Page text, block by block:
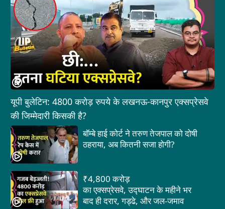
यूपी बुलेटिन: 4800 करोड़ रुपये के लखनऊ-कानपुर एक्सप्रेसवे
की जिम्मेदारी किसकी है?
बॉम्बे हाई कोर्ट ने तरुण तेजपाल को दोषी
ठहराया, अब कितनी सजा होगी?
₹4,800 करोड़
का एक्सप्रेसवे, उद्घाटन के महीने भर
बाद ही दरार, गड्ढे, और जल-जमाव